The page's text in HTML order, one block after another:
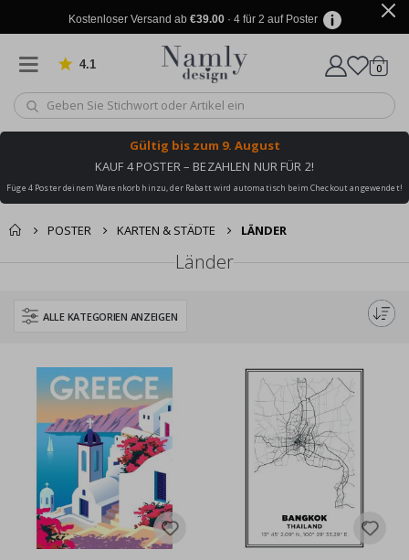
Kostenloser Versand ab €39.00· 4 für 2 auf Poster
4.1 von 1025 Bewertungen
Wagen
0
Gültig bis zum 9. August
KAUF 4 POSTER – BEZAHLEN NUR FÜR 2!
Füge 4 Poster deinem Warenkorb hinzu, der Rabatt wird automatisch beim Checkout angewendet!
POSTER KARTEN & STÄDTE LÄNDER
Länder
ALLE KATEGORIEN ANZEIGEN